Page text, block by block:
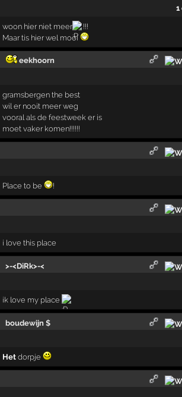
1
woon hier niet meer
!!!
Maar tis hier wel mooi
eekhoorn
gramsbergen the best
wil er nooit meer weg
vooral als de feestweek er is
moet vaker komen!!!!!!
Place to be !
i love this place
>-<DiRk>-<
ik love my place
boudewijn $
Hetdorpje